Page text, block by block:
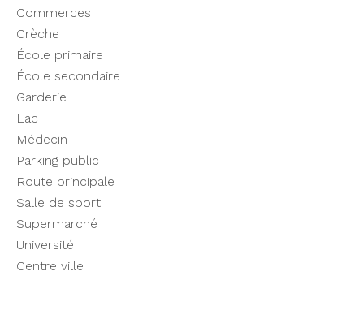
Commerces
Crèche
École primaire
École secondaire
Garderie
Lac
Médecin
Parking public
Route principale
Salle de sport
Supermarché
Université
Centre ville